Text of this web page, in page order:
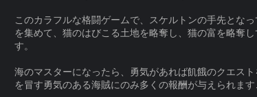
このカラフルな格闘ゲームで、スケルトンの手先とな
を集めて、猫のはびこる土地を略奪し、猫の富を略奪
す。
海のマスターになったら、勇気があれば飢餓のクエス
を冒す勇気のある海賊にのみ多くの報酬が与えられます